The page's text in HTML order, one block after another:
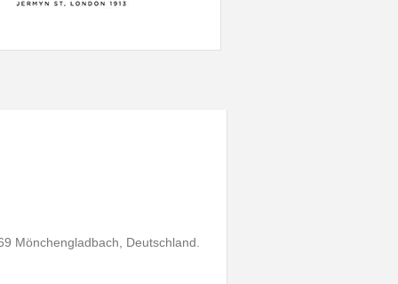
Mönchengladbach, Deutschland.